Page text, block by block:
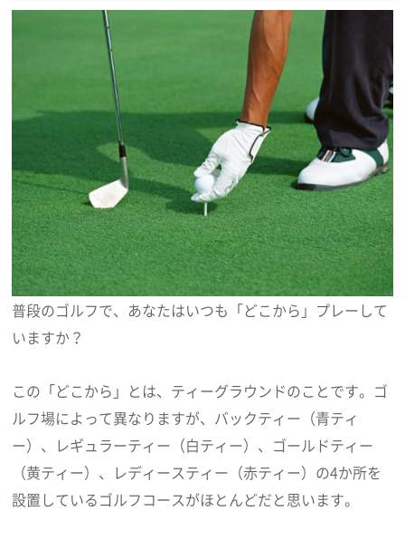
普段のゴルフで、あなたはいつも「どこから」プレーして
いますか？
この「どこから」とは、ティーグラウンドのことです。ゴ
ルフ場によって異なりますが、バックティー（青ティ
ー）、レギュラーティー（白ティー）、ゴールドティー
（黄ティー）、レディースティー（赤ティー）の4か所を
設置しているゴルフコースがほとんどだと思います。